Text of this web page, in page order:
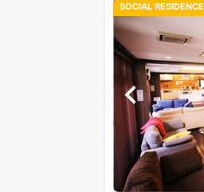
SOCIAL RESIDENCE